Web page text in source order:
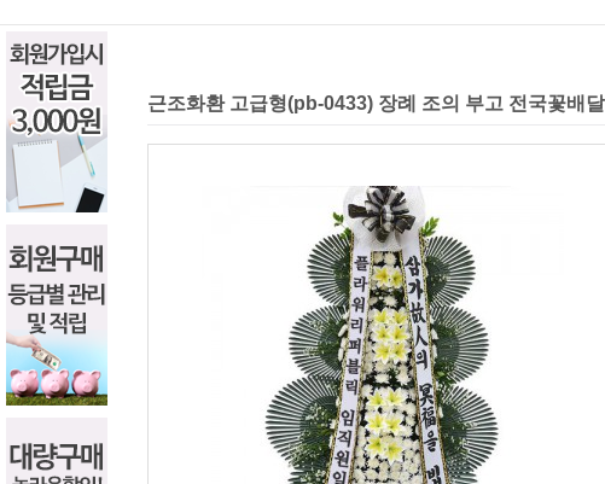
근조화환 고급형(pb-0433) 장례 조의 부고 전국꽃배달